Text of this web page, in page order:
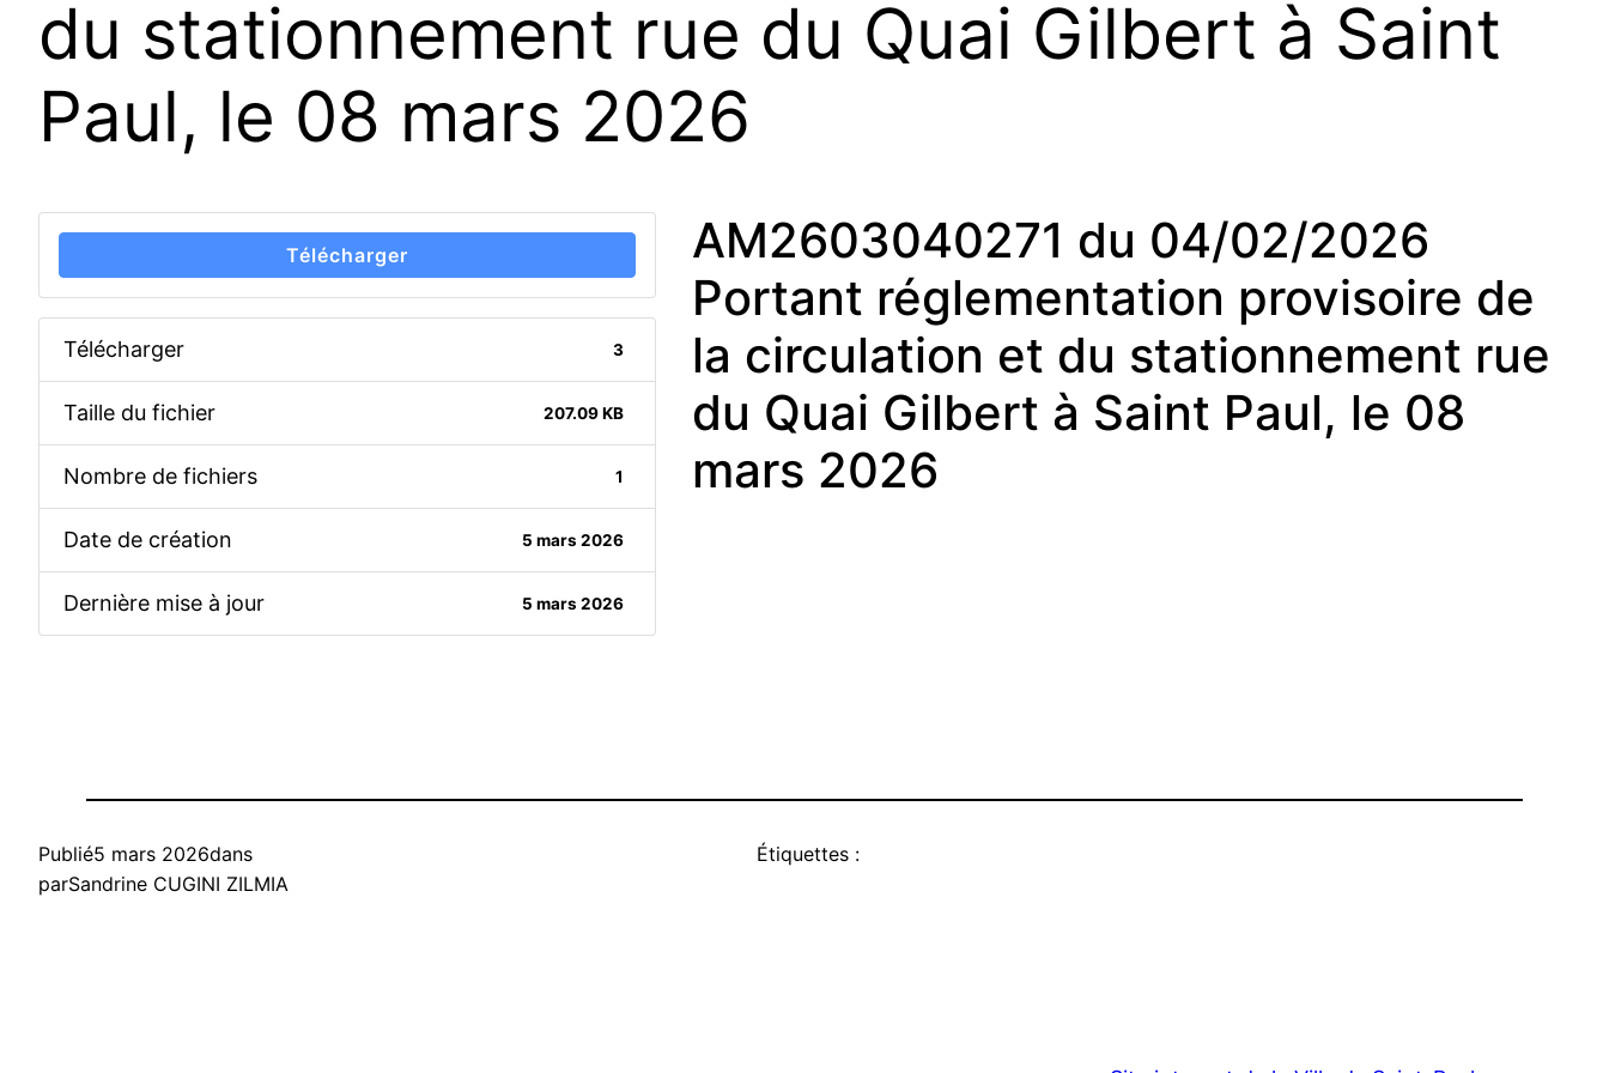
du stationnement rue du Quai Gilbert à Saint
Paul, le 08 mars 2026
Télécharger
Télécharger 3
Taille du fichier 207.09 KB
Nombre de fichiers 1
Date de création 5 mars 2026
Dernière mise à jour 5 mars 2026
AM2603040271 du 04/02/2026
Portant réglementation provisoire de
la circulation et du stationnement rue
du Quai Gilbert à Saint Paul, le 08
mars 2026
Publié5 mars 2026dans
parSandrine CUGINI ZILMIA
Étiquettes :